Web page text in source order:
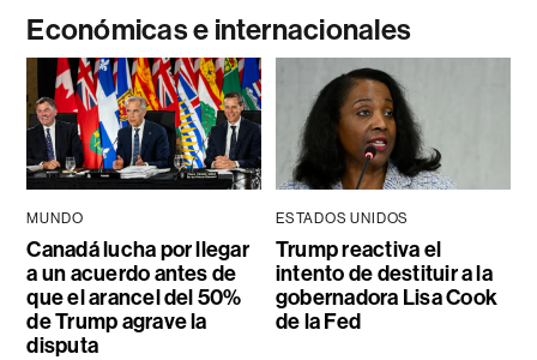
Económicas e internacionales
MUNDO
Canadá lucha por llegar
a un acuerdo antes de
que el arancel del 50%
de Trump agrave la
disputa
ESTADOS UNIDOS
Trump reactiva el
intento de destituir a la
gobernadora Lisa Cook
de la Fed